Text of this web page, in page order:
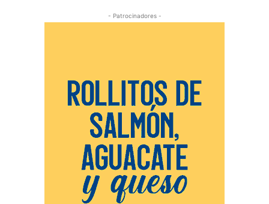
- Patrocinadores -